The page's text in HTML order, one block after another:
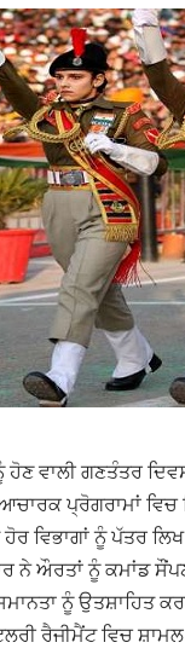
ਹੋਣ ਵਾਲੀ ਗਣਤੰਤਰ
ਪ੍ਰੋਗਰਾਮਾਂ
ਵਿਭਾਗਾਂ ਨੂੰ ਪੱਤਰ
ਨੇ ਔਰਤਾਂ ਨੂੰ ਕਮਾਂਡ
ਨੂੰ
ਰੈਜੀਮੈਂਟ ਵਿਚ